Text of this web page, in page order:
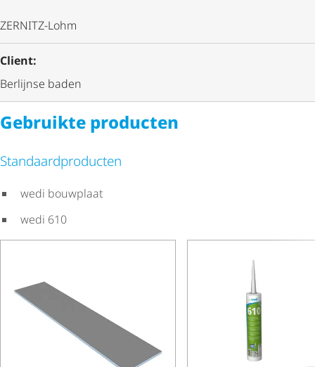
ZERNITZ-Lohm
Client:
Berlijnse baden
Gebruikte producten
Stan­daard­pro­ducten
wedi bouwplaat
wedi 610